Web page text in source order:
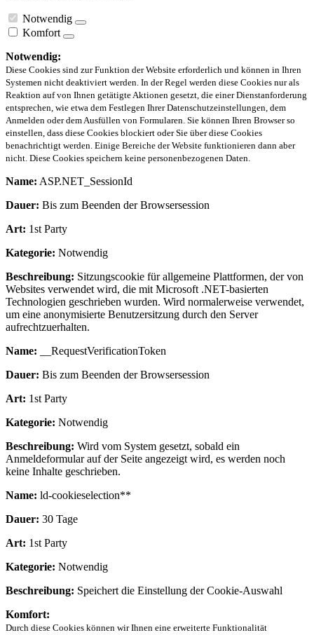
Notwendig
Komfort
Notwendig:
Diese Cookies sind zur Funktion der Website erforderlich und können in Ihren
Systemen nicht deaktiviert werden. In der Regel werden diese Cookies nur als
Reaktion auf von Ihnen getätigte Aktionen gesetzt, die einer Dienstanforderung
entsprechen, wie etwa dem Festlegen Ihrer Datenschutzeinstellungen, dem
Anmelden oder dem Ausfüllen von Formularen. Sie können Ihren Browser so
einstellen, dass diese Cookies blockiert oder Sie über diese Cookies
benachrichtigt werden. Einige Bereiche der Website funktionieren dann aber
nicht. Diese Cookies speichern keine personenbezogenen Daten.
Name: ASP.NET_SessionId
Dauer: Bis zum Beenden der Browsersession
Art: 1st Party
Kategorie: Notwendig
Beschreibung: Sitzungscookie für allgemeine Plattformen, der von
Websites verwendet wird, die mit Microsoft .NET-basierten
Technologien geschrieben wurden. Wird normalerweise verwendet,
um eine anonymisierte Benutzersitzung durch den Server
aufrechtzuerhalten.
Name: __RequestVerificationToken
Dauer: Bis zum Beenden der Browsersession
Art: 1st Party
Kategorie: Notwendig
Beschreibung: Wird vom System gesetzt, sobald ein
Anmeldeformular auf der Seite angezeigt wird, es werden noch
keine Inhalte geschrieben.
Name: ld-cookieselection**
Dauer: 30 Tage
Art: 1st Party
Kategorie: Notwendig
Beschreibung: Speichert die Einstellung der Cookie-Auswahl
Komfort:
Durch diese Cookies können wir Ihnen eine erweiterte Funktionalität